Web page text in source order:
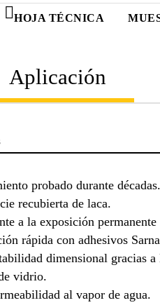
HOJA TÉCNICA
Aplicación
probado durante décadas.
recubierta de laca.
a la exposición
rápida con adhesivos
dimensional gracias
vidrio.
al vapor de agua.